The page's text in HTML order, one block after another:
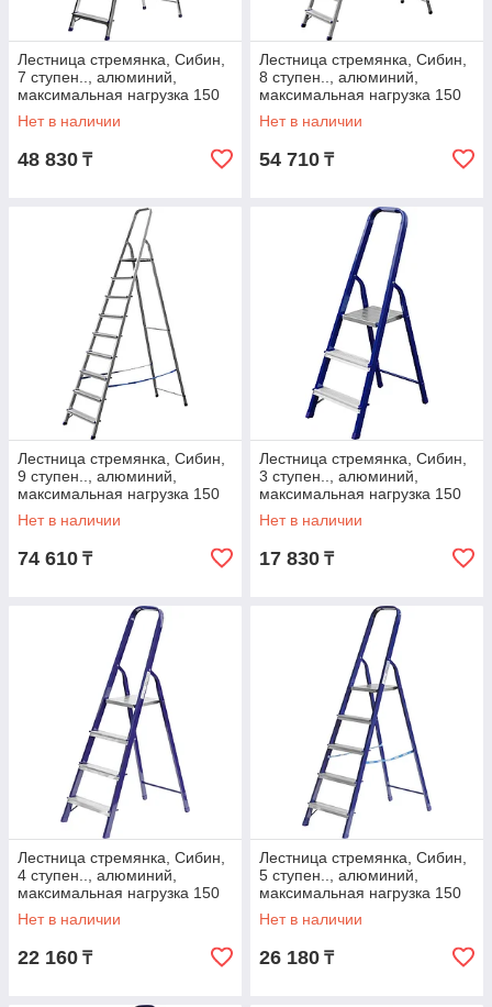
Лестница стремянка, Сибин,
7 ступен.., алюминий,
максимальная нагрузка 150
кг (38801-7)
Нет в наличии
48 830 ₸
Лестница стремянка, Сибин,
8 ступен.., алюминий,
максимальная нагрузка 150
кг (38801-8)
Нет в наличии
54 710 ₸
Лестница стремянка, Сибин,
9 ступен.., алюминий,
максимальная нагрузка 150
кг (38801-9)
Нет в наличии
74 610 ₸
Лестница стремянка, Сибин,
3 ступен.., алюминий,
максимальная нагрузка 150
кг (38803-03)
Нет в наличии
17 830 ₸
Лестница стремянка, Сибин,
4 ступен.., алюминий,
максимальная нагрузка 150
кг (38803-04)
Нет в наличии
22 160 ₸
Лестница стремянка, Сибин,
5 ступен.., алюминий,
максимальная нагрузка 150
кг (38803-05)
Нет в наличии
26 180 ₸